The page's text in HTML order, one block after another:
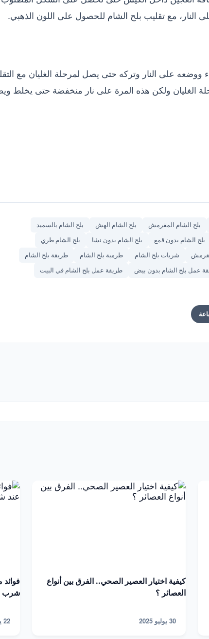
النار، مع تقليب بلح الشام للحصول على اللون الذهبي.
على النار وتركه حتى يصل لمرحلة الغليان مع
الغليان ولكن هذه المرة على نار منخفضة حتى يخلط
بلح الشام المقرمش بلح الشام الهش
بلح الشام بالسميد
بلح الشام بدون قمع بلح الشام بدون نشا
بلح الشام طري
شربات بلح الشام طرمبة بلح الشام
طريقة بلح الشام
عمل بلح الشام بدون بيض
طريقة عمل بلح الشام في البيت
كيفية اختيار العصير الصحي.. الفرق بين أنواع
العصائر ؟
30 يوليو 2025
شرب
22 يوليو 2025